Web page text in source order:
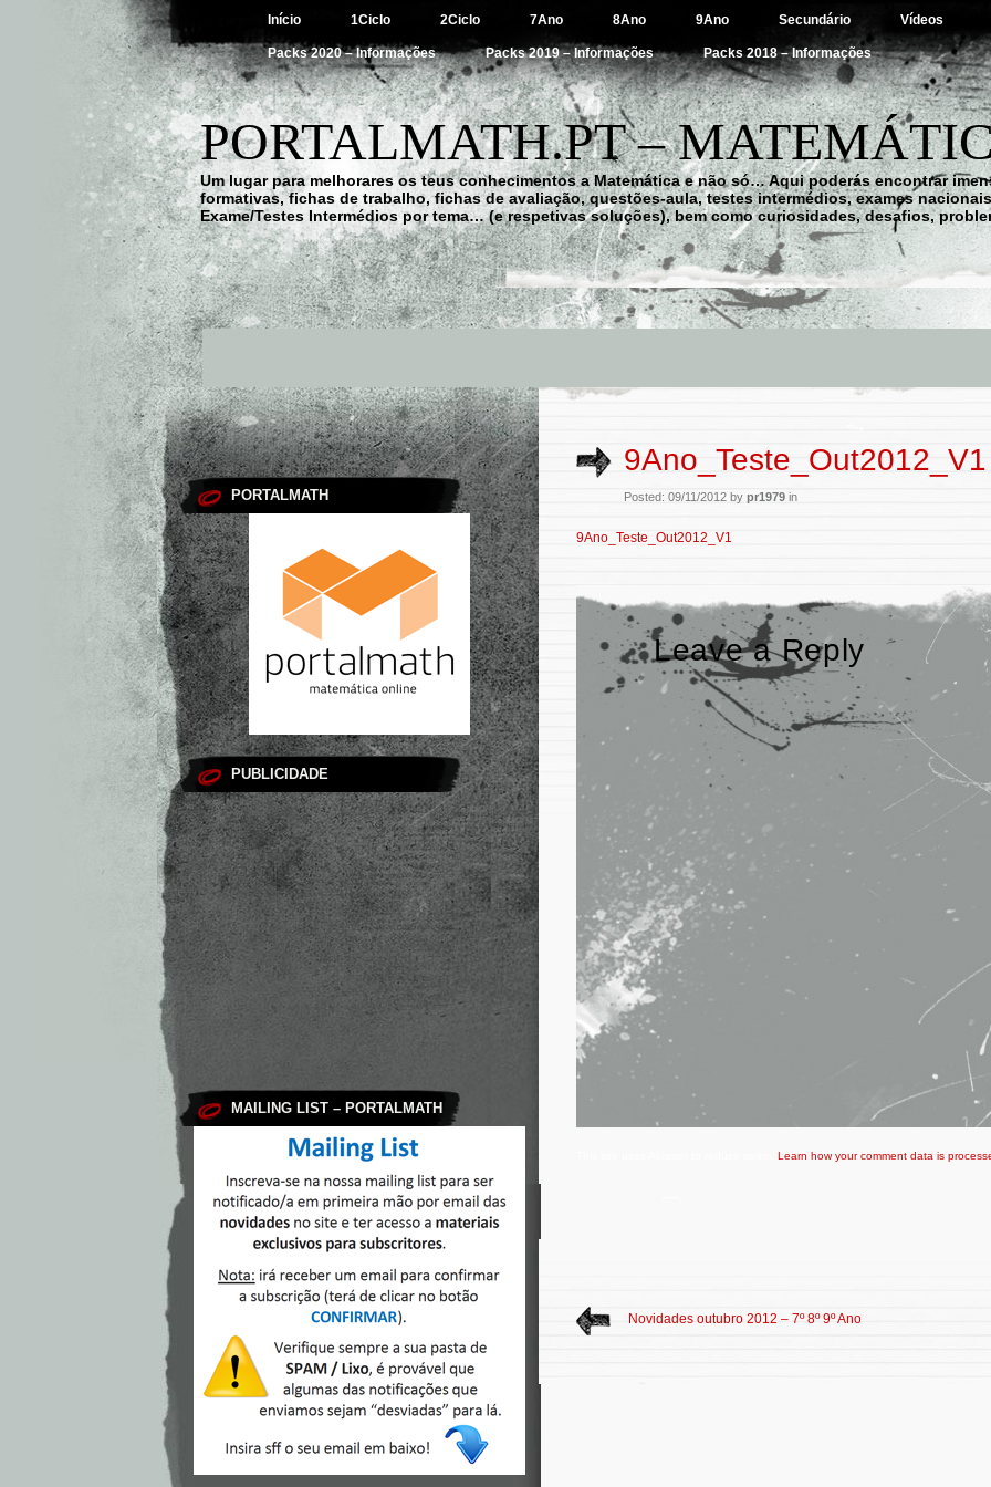
Início 1Ciclo 2Ciclo 7Ano 8Ano 9Ano Secundário Vídeos
Packs 2020 – Informações Packs 2019 – Informações Packs 2018 – Informações
PORTALMATH.PT –
Um lugar para melhorares os teus conhecimentos a Matemática e não só… Aqui poderás encontrar
formativas, fichas de trabalho, fichas de avaliação, questões-aula, testes intermédios, exames
Exame/Testes Intermédios por tema… (e respetivas soluções), bem como curiosidades, desafios,
PORTALMATH
PUBLICIDADE
MAILING LIST – PORTALMATH
9Ano_Teste_Out2012_V1
Posted: 09/11/2012 by pr1979 in
9Ano_Teste_Out2012_V1
Leave a Reply
Learn how your comment data is
Novidades outubro 2012 – 7º 8º 9º Ano